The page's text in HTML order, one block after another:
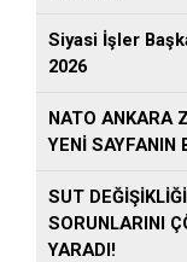
Siyasi İşler
2026
NATO ANKARA
YENİ SAYFANIN
SUT
SORUNLARINI
YARADI!